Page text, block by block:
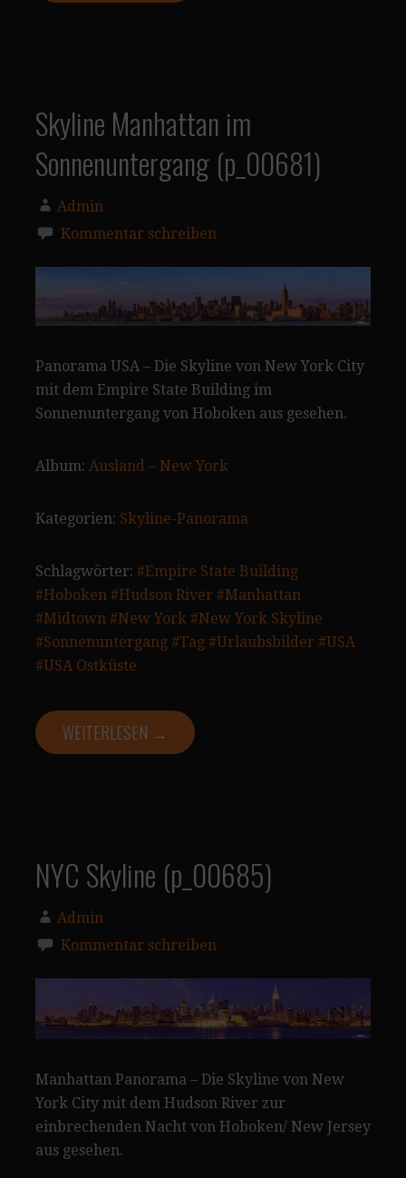
Skyline Manhattan im
Sonnenuntergang (p_00681)
Admin
Kommentar schreiben
Panorama USA – Die Skyline von New York City
mit dem Empire State Building im
Sonnenuntergang von Hoboken aus gesehen.
Album: Ausland – New York
Kategorien: Skyline-Panorama
Schlagwörter: #Empire State Building
#Hoboken #Hudson River #Manhattan
#Midtown #New York #New York Skyline
#Sonnenuntergang #Tag #Urlaubsbilder #USA
#USA Ostküste
WEITERLESEN →
NYC Skyline (p_00685)
Admin
Kommentar schreiben
Manhattan Panorama – Die Skyline von New
York City mit dem Hudson River zur
einbrechenden Nacht von Hoboken/ New Jersey
aus gesehen.